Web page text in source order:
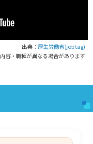
出典： 厚生労働省(job tag)
容・職種が異なる場合があります